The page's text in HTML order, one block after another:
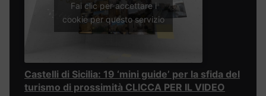
Fai clic per accettare i
cookie per questo servizio
Castelli di Sicilia: 19 ‘mini guide’ per la sfida del
turismo di prossimità CLICCA PER IL VIDEO